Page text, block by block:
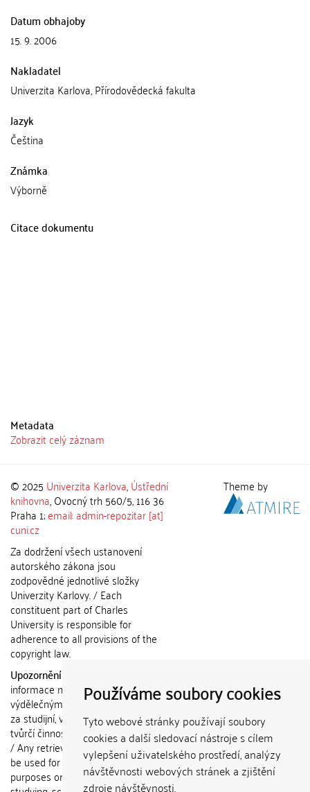
Používáme soubory cookies
Tyto webové stránky používají soubory
cookies a další sledovací nástroje s cílem
vylepšení uživatelského prostředí, analýzy
návštěvnosti webových stránek a zjištění
zdroje návštěvnosti.
Datum obhajoby
15. 9. 2006
Nakladatel
Univerzita Karlova, Přírodovědecká fakulta
Jazyk
Čeština
Známka
Výborně
Citace dokumentu
Metadata
Zobrazit celý záznam
© 2025 Univerzita Karlova,Ústřední
knihovna, Ovocný trh 560/5, 116 36
Praha 1;email: admin-repozitar [at]
cuni.cz
Za dodržení všech ustanovení
autorského zákona jsou
zodpovědné jednotlivé složky
Univerzity Karlovy. / Each
constituent part of Charles
University is responsible for
adherence to all provisions of the
copyright law.
Upozornění / Notice:
informace nemohou být použity k
výdělečným účelům nebo vydávány
za studijní, vědeckou nebo jinou
tvůrčí činnost jiné osoby než autora.
/ Any retrieved information shall not
be used for any commercial
purposes or claimed as results of
Theme by